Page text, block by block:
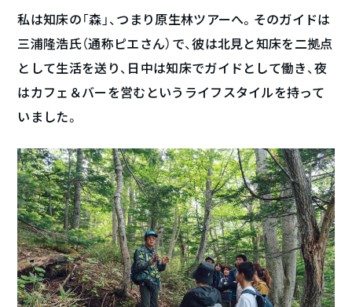
私は知床の「森」、つまり原生林ツアーへ。そのガイドは
三浦隆浩氏（通称ピエさん）で、彼は北見と知床を二拠点
として生活を送り、日中は知床でガイドとして働き、夜
はカフェ＆バーを営むというライフスタイルを持って
いました。